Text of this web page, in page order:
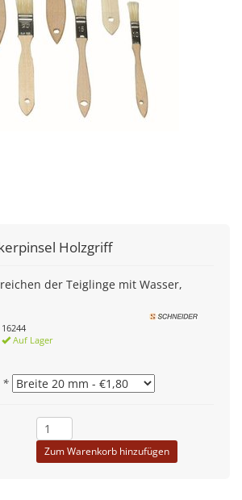
Holzgriff
der Teiglinge mit Wasser,
16244
Auf Lager
*
Zum Warenkorb hinzufügen